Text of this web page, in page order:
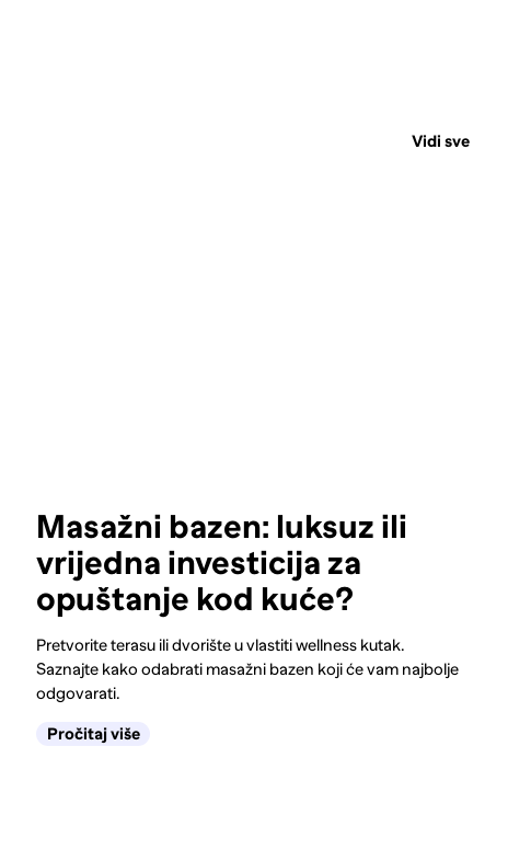
Vidi sve
Masažni bazen: luksuz ili
vrijedna investicija za
opuštanje kod kuće?
Pretvorite terasu ili dvorište u vlastiti wellness kutak.
Saznajte kako odabrati masažni bazen koji će vam najbolje
odgovarati.
Pročitaj više